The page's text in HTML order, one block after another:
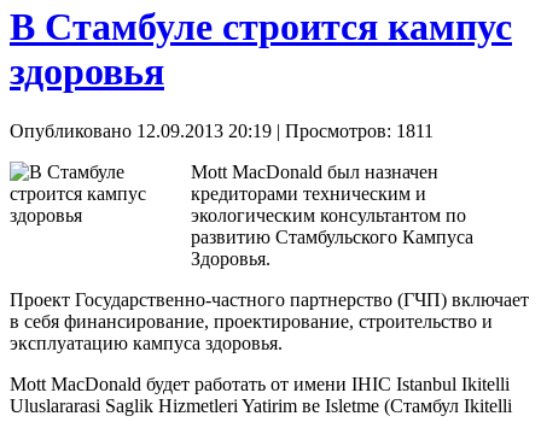
В Стамбуле строится кампус
здоровья
Опубликовано 12.09.2013 20:19 | Просмотров: 1811
Mott MacDonald был назначен
кредиторами техническим и
экологическим консультантом по
развитию Стамбульского Кампуса
Здоровья.
Проект Государственно-частного партнерство (ГЧП) включает
в себя финансирование, проектирование, строительство и
эксплуатацию кампуса здоровья.
Mott MacDonald будет работать от имени IHIC Istanbul Ikitelli
Uluslararasi Saglik Hizmetleri Yatirim ве Isletme (Стамбул Ikitelli